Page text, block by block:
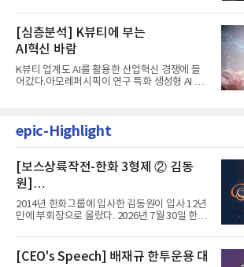
[심층분석] K뷰티에 부는
AI혁신 바람
K뷰티 업계도 AI를 활용한 산업혁신 경쟁에 들
어갔다.아모레퍼시픽이 연구 특화 생성형 AI 플
epic-Highlight
[보스상륙작전-한화 3형제 ② 김동
원]
입사 12년 만에 금융계열 수장 등극
2014년 한화그룹에 입사한 김동원이 입사 12년
만에 부회장으로 올랐다. 2026년 7월 30일 한화
[CEO's Speech] 배재규 한투운용 대